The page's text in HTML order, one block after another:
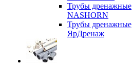
Трубы дренажные
NASHORN
Трубы дренажные
ЯрДренаж